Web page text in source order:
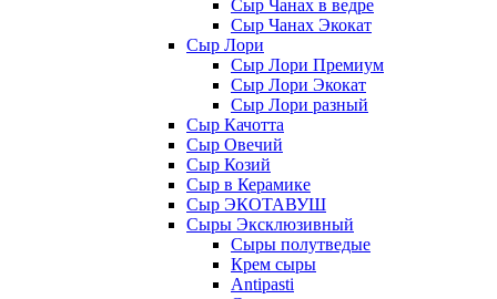
Сыр Чанах в ведре
Сыр Чанах Экокат
Сыр Лори
Сыр Лори Премиум
Сыр Лори Экокат
Сыр Лори разный
Сыр Качотта
Сыр Овечий
Сыр Козий
Сыр в Керамике
Сыр ЭКОТАВУШ
Сыры Эксклюзивный
Сыры полутведые
Крем сыры
Antipasti